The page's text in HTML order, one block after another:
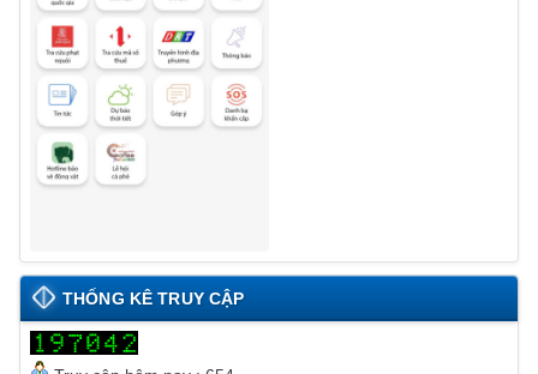
THỐNG KÊ TRUY CẬP